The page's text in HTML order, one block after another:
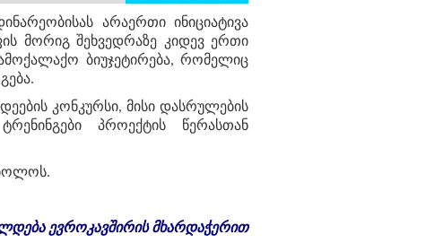
არაერთი ინიციატივა
მორიგ შეხვედრაზე კიდევ ერთი
ბიუჯეტირება, რომელიც
კონკურსი, მისი დასრულების
პროექტის წერასთან
ბოლოს.
ევროკავშირის მხარდაჭერით